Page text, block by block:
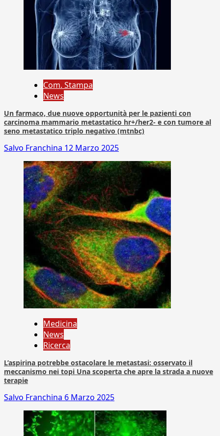
Com. Stampa
News
Un farmaco, due nuove opportunità per le pazienti con
carcinoma mammario metastatico hr+/her2- e con tumore al
seno metastatico triplo negativo (mtnbc)
Salvo Franchina 12 Marzo 2025
Medicina
News
Ricerca
L’aspirina potrebbe ostacolare le metastasi: osservato il
meccanismo nei topi Una scoperta che apre la strada a nuove
terapie
Salvo Franchina 6 Marzo 2025